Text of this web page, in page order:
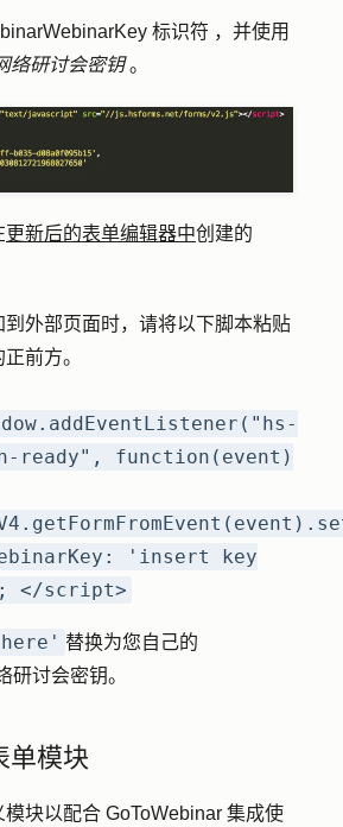
标识符 ，并使用
络研讨会密钥 。
更新后的表单编辑器中创建的
外部页面时，请将以下脚本粘贴
前方。
ready", function(event)
'insert key
</script>
替换为您自己的
研讨会密钥。
单模块
块以配合 GoToWebinar 集成使